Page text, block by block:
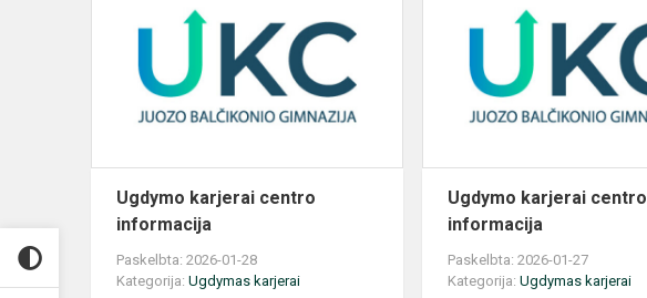
Ugdymo karjerai centro
informacija
Paskelbta: 2026-01-28
Kategorija: Ugdymas karjerai
Ugdymo karjerai centro
informacija
Paskelbta: 2026-01-27
Kategorija:Ugdymas karjerai